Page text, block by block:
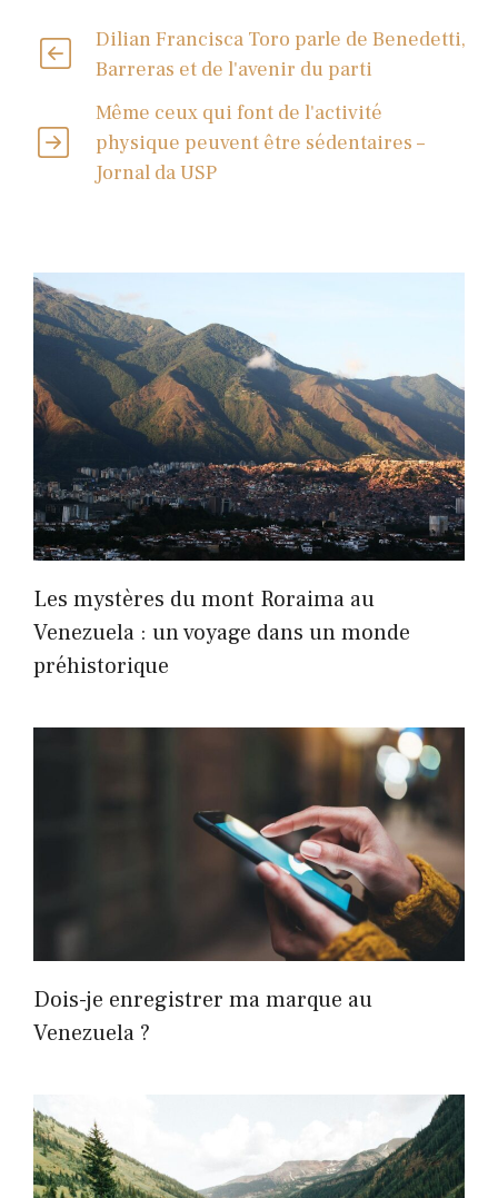
Dilian Francisca Toro parle de Benedetti,
Barreras et de l'avenir du parti
Même ceux qui font de l'activité
physique peuvent être sédentaires –
Jornal da USP
Les mystères du mont Roraima au
Venezuela : un voyage dans un monde
préhistorique
Dois-je enregistrer ma marque au
Venezuela ?